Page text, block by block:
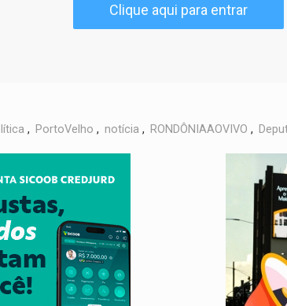
Clique aqui para entrar
, PortoVelho , notícia , RONDÔNIAAOVIVO ,